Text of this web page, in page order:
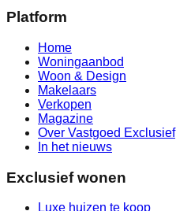
Platform
Home
Woningaanbod
Woon & Design
Makelaars
Verkopen
Magazine
Over Vastgoed Exclusief
In het nieuws
Exclusief wonen
Luxe huizen te koop